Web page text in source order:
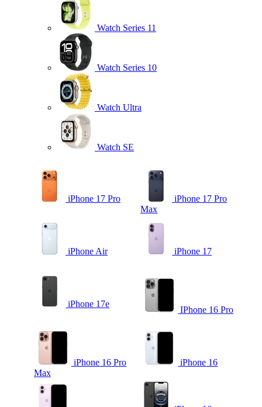
Watch Series 11
Watch Series 10
Watch Ultra
Watch SE
iPhone 17 Pro
iPhone 17 Pro
Max
iPhone Air iPhone 17
iPhone 17e
IPhone 16 Pro
iPhone 16 Pro
Max
iPhone 16